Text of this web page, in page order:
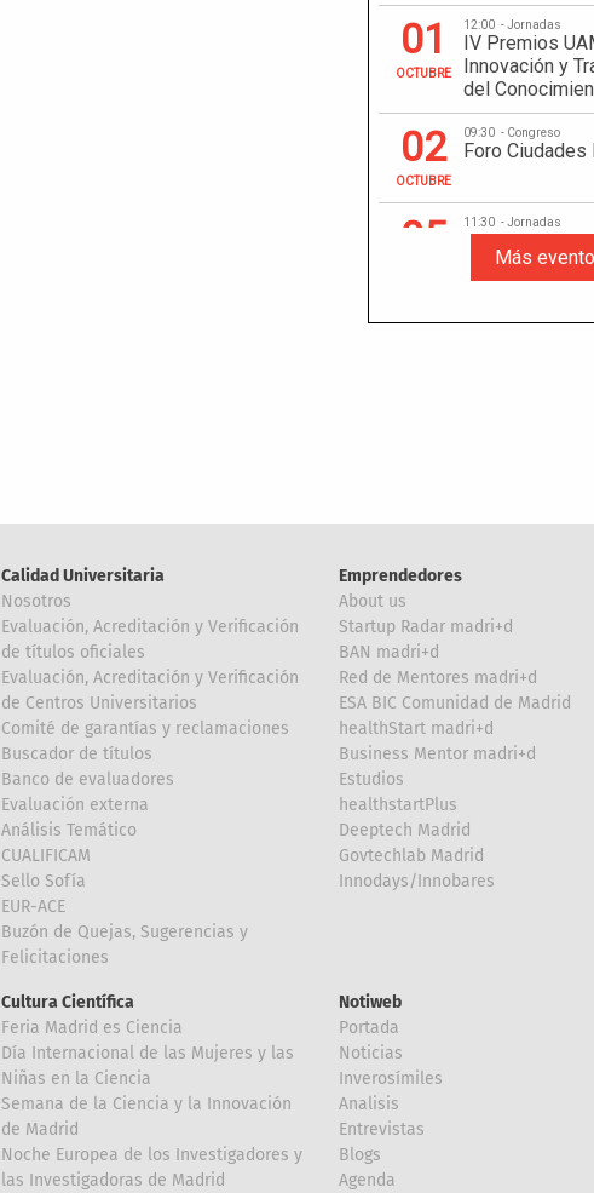
Calidad Universitaria
Nosotros
Evaluación, Acreditación y Verificación
de títulos oficiales
Evaluación, Acreditación y Verificación
de Centros Universitarios
Comité de garantías y reclamaciones
Buscador de títulos
Banco de evaluadores
Evaluación externa
Análisis Temático
CUALIFICAM
Sello Sofía
EUR-ACE
Buzón de Quejas, Sugerencias y
Felicitaciones
Emprendedores
About us
Startup Radar madri+d
BAN madri+d
Red de Mentores madri+d
ESA BIC Comunidad de Madrid
healthStart madri+d
Business Mentor madri+d
Estudios
healthstartPlus
Deeptech Madrid
Govtechlab Madrid
Innodays/Innobares
Cultura Científica
Feria Madrid es Ciencia
Día Internacional de las Mujeres y las
Niñas en la Ciencia
Semana de la Ciencia y la Innovación
de Madrid
Noche Europea de los Investigadores y
las Investigadoras de Madrid
Notiweb
Portada
Noticias
Inverosímiles
Analisis
Entrevistas
Blogs
Agenda